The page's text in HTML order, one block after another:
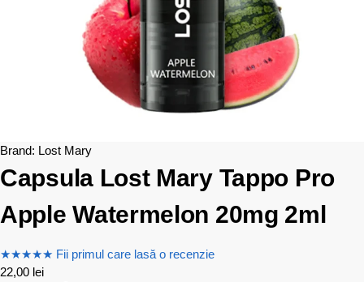
Brand: Lost Mary
Capsula Lost Mary Tappo Pro
Apple Watermelon 20mg 2ml
★★★★★ Fii primul care lasă o recenzie
22,00 lei